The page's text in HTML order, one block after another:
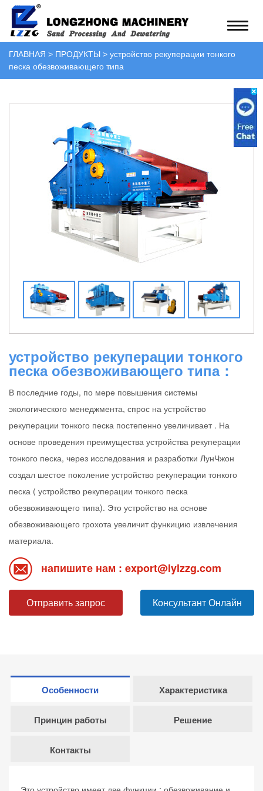
ГЛАВНАЯ > ПРОДУКТЫ > устройство рекуперации тонкого
песка обезвоживающего типа
устройство рекуперации тонкого
песка обезвоживающего типа：
В последние годы, по мере повышения системы
экологического менеджмента, спрос на устройство
рекуперации тонкого песка постепенно увеличивает . На
основе проведения преимущества устройства рекуперации
тонкого песка, через исследования и разработки ЛунЧжон
создал шестое поколение устройство рекуперации тонкого
песка ( устройство рекуперации тонкого песка
обезвоживающего типа). Это устройство на основе
обезвоживающего грохота увеличит функицию извлечения
материала.
напишите нам : export@lylzzg.com
Отправить запрос Консультант Онлайн
Особенности Характеристика
Принцин работы Решение
Контакты